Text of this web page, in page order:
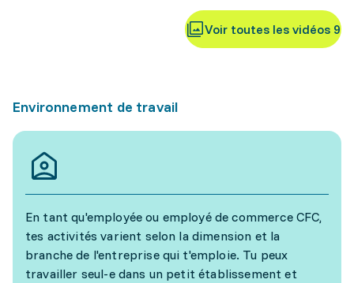
Voir toutes les vidéos 9
Environnement de travail
En tant qu'employée ou employé de commerce CFC,
tes activités varient selon la dimension et la
branche de l'entreprise qui t'emploie. Tu peux
travailler seul-e dans un petit établissement et